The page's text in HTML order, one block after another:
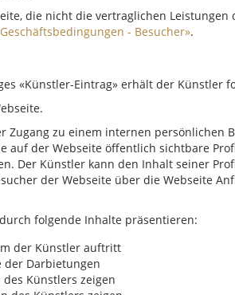
die nicht die vertraglichen
- Besucher».
«Künstler-Eintrag» erhält der Künstler
Zugang zu einem internen persönlichen
auf der Webseite öffentlich sichtbare
Der Künstler kann den Inhalt seiner
der Webseite über die Webseite
folgende Inhalte präsentieren:
der Künstler auftritt
der Darbietungen
Künstlers zeigen